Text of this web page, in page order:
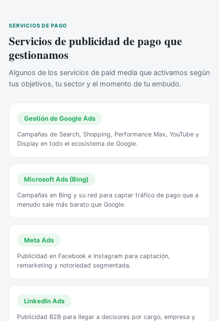
SERVICIOS DE PAGO
Servicios de publicidad de pago que
gestionamos
Algunos de los servicios de paid media que activamos según
tus objetivos, tu sector y el momento de tu embudo.
Gestión de Google Ads
Campañas de Search, Shopping, Performance Max, YouTube y
Display en todo el ecosistema de Google.
Microsoft Ads (Bing)
Campañas en Bing y su red para captar tráfico de pago que a
menudo sale más barato que Google.
Meta Ads
Publicidad en Facebook e Instagram para captación,
remarketing y notoriedad segmentada.
LinkedIn Ads
Publicidad B2B para llegar a decisores por cargo, empresa y